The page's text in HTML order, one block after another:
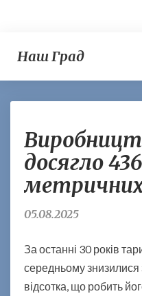
Наш Град
досягло
05.08.2025
За останні 30 років
середньому знизилися
відсотка, що робить